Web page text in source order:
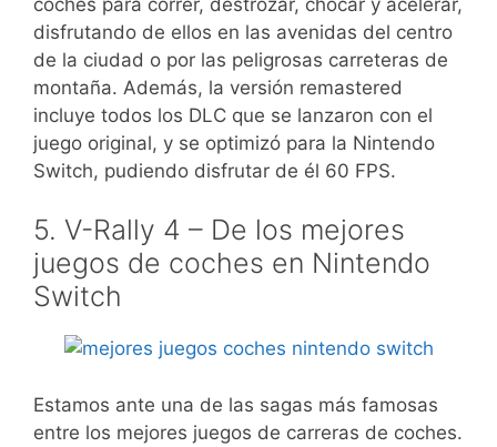
disfrutando de ellos en las avenidas del centro
de la ciudad o por las peligrosas carreteras de
montaña. Además, la versión remastered
incluye todos los DLC que se lanzaron con el
juego original, y se optimizó para la Nintendo
Switch, pudiendo disfrutar de él 60 FPS.
5. V-Rally 4 – De los mejores
juegos de coches en Nintendo
Switch
Estamos ante una de las sagas más famosas
entre los mejores juegos de carreras de coches.